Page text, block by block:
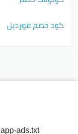
كود خصم فورديل
app-ads.txt